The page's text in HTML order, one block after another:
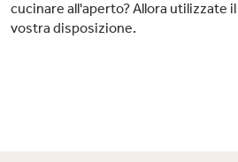
cucinare all'aperto? Allora utilizzate il
vostra disposizione.